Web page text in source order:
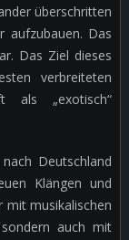
überschritten
aufzubauen. Das
Das Ziel dieses
verbreiteten
„exotisch“
Deutschland
Klängen und
mit musikalischen
auch mit